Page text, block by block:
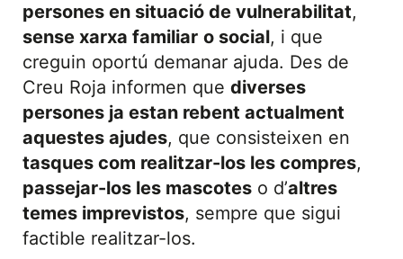
persones en situació de vulnerabilitat,
sense xarxa familiar o social, i que
creguin oportú demanar ajuda. Des de
Creu Roja informen que diverses
persones ja estan rebent actualment
aquestes ajudes, que consisteixen en
tasques com realitzar-los les compres,
passejar-los les mascotes o d’altres
temes imprevistos, sempre que sigui
factible realitzar-los.